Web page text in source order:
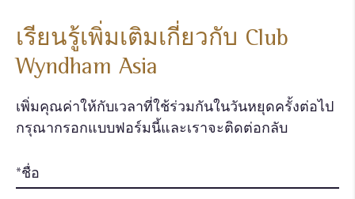
เรียนรู้เพิ่มเติมเกี่ยวกับ Club
Wyndham Asia
เพิ่มคุณค่าให้กับเวลาที่ใช้ร่วมกันในวันหยุดครั้งต่อไป
กรุณากรอกแบบฟอร์มนี้และเราจะติดต่อกลับ